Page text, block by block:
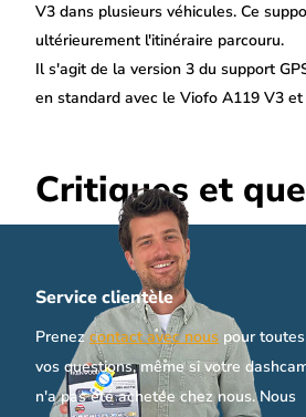
V3 dans plusieurs véhicules. Ce
ultérieurement l'itinéraire parcouru.
Il s'agit de la version 3 du support
en standard avec le Viofo A119 V3
Critiques et
Service clientèle
Prenezcontact avec nous pour toutes
vos questions, même si votre
n'a pas été achetée chez nous. Nous